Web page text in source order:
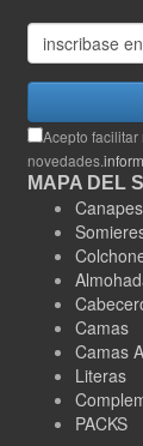
Acepto
novedades.
MAPA DEL
Canapes
Camas
Camas
Literas
PACKS